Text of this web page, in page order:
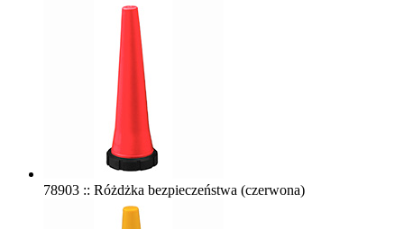
78903 :: Różdżka bezpieczeństwa (czerwona)